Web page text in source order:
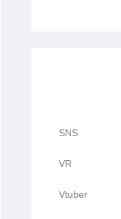
SNS
VR
Vtuber